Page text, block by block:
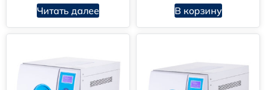
Читать далее В корзину